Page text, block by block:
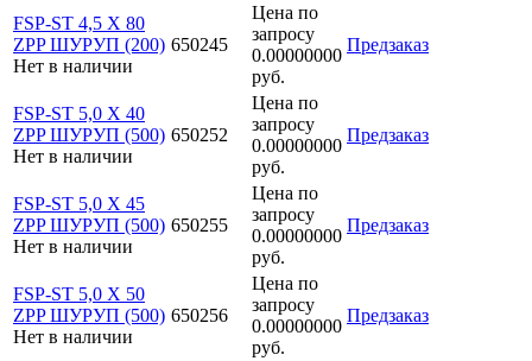
FSP-ST 4,5 X 80
ZPP ШУРУП (200)
Нет в наличии
650245
Цена по
запросу
0.00000000
руб.
Предзаказ
FSP-ST 5,0 X 40
ZPP ШУРУП (500)
Нет в наличии
650252
Цена по
запросу
0.00000000
руб.
Предзаказ
FSP-ST 5,0 X 45
ZPP ШУРУП (500)
Нет в наличии
650255
Цена по
запросу
0.00000000
руб.
Предзаказ
FSP-ST 5,0 X 50
ZPP ШУРУП (500)
Нет в наличии
650256
Цена по
запросу
0.00000000
руб.
Предзаказ